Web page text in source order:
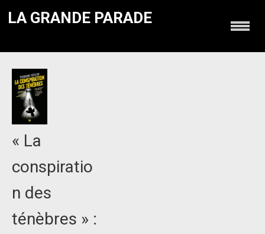
LA GRANDE PARADE
« La
conspiratio
n des
ténèbres » :